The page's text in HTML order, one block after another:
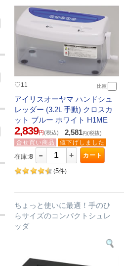
♡11 比較
アイリスオーヤマ ハンドシュ
レッダー (3.2L 手動) クロスカ
ット ブルー ホワイト H1ME
2,839円(税込) 2,581円(税抜)
合せ買い商品 値下げしました
在庫:8 - + カート
(5件)
ちょっと使いに最適！手のひ
らサイズのコンパクトシュレ
ッダ